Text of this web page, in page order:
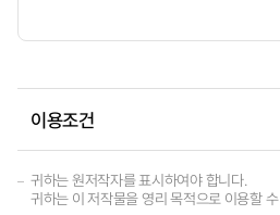
이용조건
귀하는 원저작자를 표시하여야 합니다.
귀하는 이 저작물을 영리 목적으로 이용할